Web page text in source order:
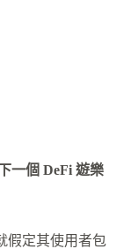
一個 DeFi 遊樂
假定其使用者包